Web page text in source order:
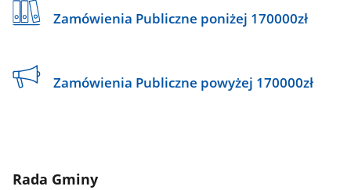
Zamówienia Publiczne poniżej 170000zł
Zamówienia Publiczne powyżej 170000zł
Rada Gminy